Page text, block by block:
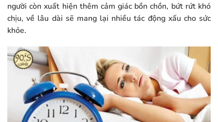
người còn xuất hiện thêm cảm giác bồn chồn, bứt rứt khó
chịu, về lâu dài sẽ mang lại nhiều tác động xấu cho sức
khỏe.